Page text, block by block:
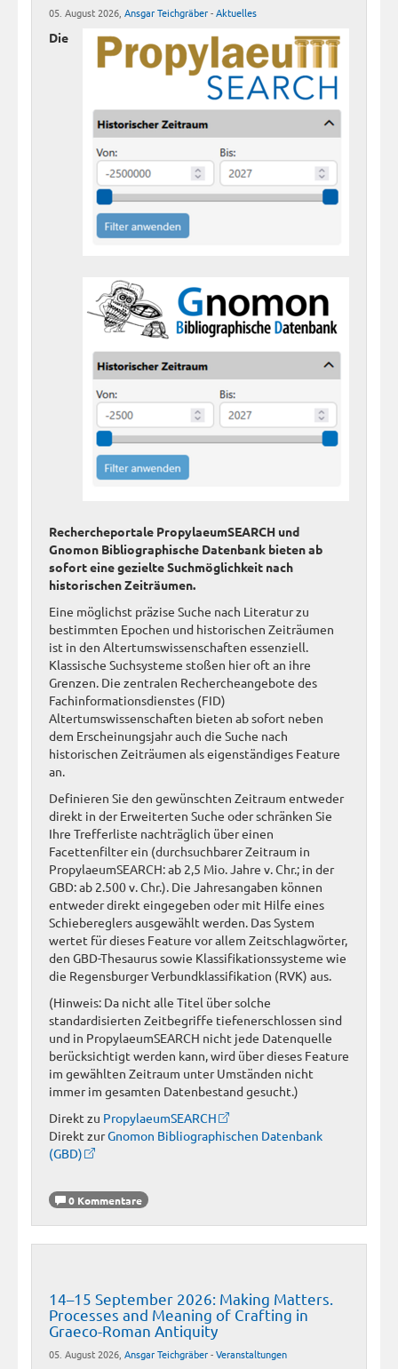
05. August 2026, Ansgar Teichgräber-Aktuelles
Die
Rechercheportale PropylaeumSEARCH und
Gnomon Bibliographische Datenbank bieten ab
sofort eine gezielte Suchmöglichkeit nach
historischen Zeiträumen.
Eine möglichst präzise Suche nach Literatur zu
bestimmten Epochen und historischen Zeiträumen
ist in den Altertumswissenschaften essenziell.
Klassische Suchsysteme stoßen hier oft an ihre
Grenzen. Die zentralen Rechercheangebote des
Fachinformationsdienstes (FID)
Altertumswissenschaften bieten ab sofort neben
dem Erscheinungsjahr auch die Suche nach
historischen Zeiträumen als eigenständiges Feature
an.
Definieren Sie den gewünschten Zeitraum entweder
direkt in der Erweiterten Suche oder schränken Sie
Ihre Trefferliste nachträglich über einen
Facettenfilter ein (durchsuchbarer Zeitraum in
PropylaeumSEARCH: ab 2,5 Mio. Jahre v. Chr.; in der
GBD: ab 2.500 v. Chr.). Die Jahresangaben können
entweder direkt eingegeben oder mit Hilfe eines
Schiebereglers ausgewählt werden. Das System
wertet für dieses Feature vor allem Zeitschlagwörter,
den GBD-Thesaurus sowie Klassifikationssysteme wie
die Regensburger Verbundklassifikation (RVK) aus.
(Hinweis: Da nicht alle Titel über solche
standardisierten Zeitbegriffe tiefenerschlossen sind
und in PropylaeumSEARCH nicht jede Datenquelle
berücksichtigt werden kann, wird über dieses Feature
im gewählten Zeitraum unter Umständen nicht
immer im gesamten Datenbestand gesucht.)
Direkt zu PropylaeumSEARCH
Direkt zurGnomon Bibliographischen Datenbank
(GBD)
0 Kommentare
14–15 September 2026: Making Matters.
Processes and Meaning of Crafting in
Graeco-Roman Antiquity
05. August 2026, Ansgar Teichgräber-Veranstaltungen